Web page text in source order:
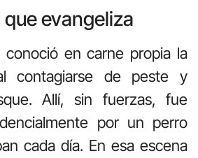
evangeliza
conoció en carne propia la
contagiarse de peste y
Allí, sin fuerzas, fue
por un perro
cada día. En esa escena